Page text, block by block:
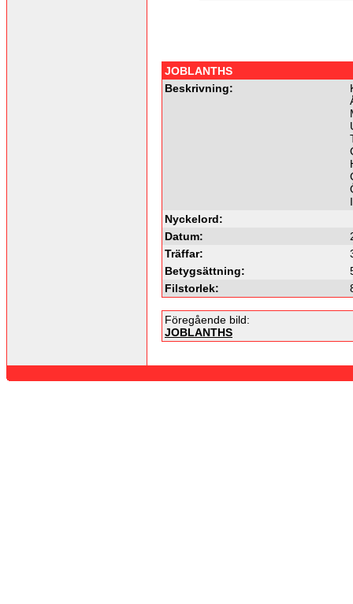
JOBLANTHS
Beskrivning:
Nyckelord:
Datum:
Träffar:
Betygsättning:
Filstorlek:
Föregående bild:
JOBLANTHS